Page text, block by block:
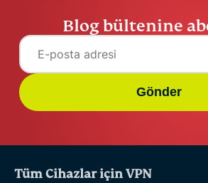
Blog bültenine
Gönder
Tüm Cihazlar için VPN